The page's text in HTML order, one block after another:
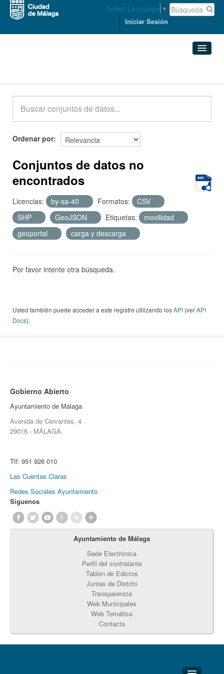
Select Language ▼
Iniciar Sesión
Acerca de
Ordenar por
Conjuntos de datos no
encontrados
Licencias: by-sa-40 Formatos:
CSV
SHP
GeoJSON Etiquetas:
movilidad
geoportal
carga y descarga
Por favor intente otra búsqueda.
Usted también puede acceder a este registro utilizando losAPI (verAPI
Docs).
Gobierno Abierto
Ayuntamiento de Málaga
Avenida de Cervantes, 4
29016 - MÁLAGA.
Tlf: 951 926 010
Las Cuentas Claras
Redes Sociales Ayuntamiento
Síguenos
Ayuntamiento de Málaga
Sede Electrónica
Perfil del contratante
Tablón de Edictos
Juntas de Distrito
Transparencia
Web Municipales
Web Temática
Contacta